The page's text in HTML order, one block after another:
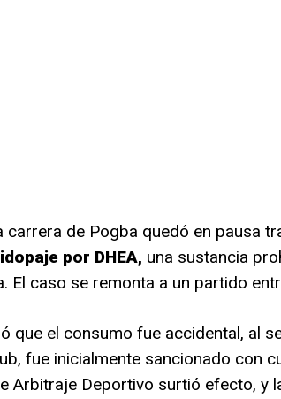
carrera de Pogba quedó en pausa
por DHEA, una sustancia
El caso se remonta a un partido
que el consumo fue accidental, al
fue inicialmente sancionado con
Arbitraje Deportivo surtió efecto, y